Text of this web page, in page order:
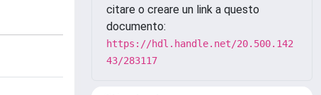
citare o creare un link a questo
documento:
https://hdl.handle.net/20.500.142
43/283117